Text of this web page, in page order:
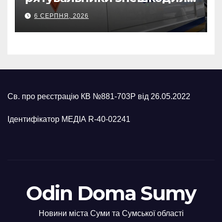
500-кілограмову авіабомбу
росіян
6 СЕРПНЯ, 2026
Св. про реєстрацію КВ №881-703Р від 26.05.2022
Ідентифікатор МЕДІА R-40-02241
Odin Doma Sumy
Новини міста Суми та Сумської області